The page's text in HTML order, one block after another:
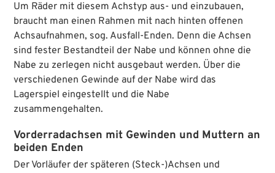
Um Räder mit diesem Achstyp aus- und einzubauen,
braucht man einen Rahmen mit nach hinten offenen
Achsaufnahmen, sog. Ausfall-Enden. Denn die Achsen
sind fester Bestandteil der Nabe und können ohne die
Nabe zu zerlegen nicht ausgebaut werden. Über die
verschiedenen Gewinde auf der Nabe wird das
Lagerspiel eingestellt und die Nabe
zusammengehalten.
Vorderradachsen mit Gewinden und Muttern an
beiden Enden
Der Vorläufer der späteren (Steck-)Achsen und